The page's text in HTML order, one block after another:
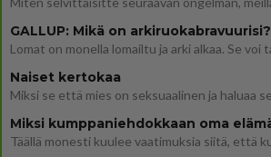
GALLUP: Mikä on arkiruokabravuurisi?
Naiset kertokaa